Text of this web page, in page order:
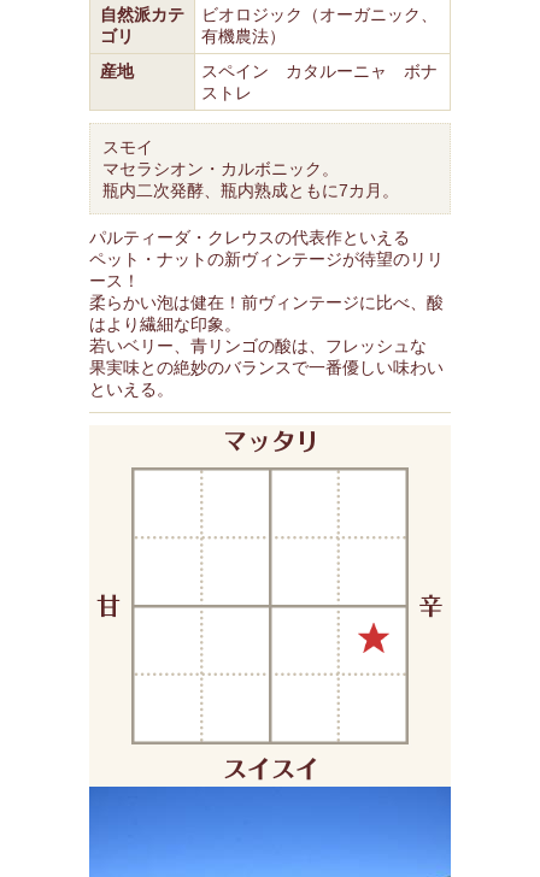
自然派カテ
ゴリ
ビオロジック（オーガニック、
有機農法）
産地
スペイン カタルーニャ ボナ
ストレ
スモイ
マセラシオン・カルボニック。
瓶内二次発酵、瓶内熟成ともに7カ月。
パルティーダ・クレウスの代表作といえる
ペット・ナットの新ヴィンテージが待望のリリ
ース！
柔らかい泡は健在！前ヴィンテージに比べ、酸
はより繊細な印象。
若いベリー、青リンゴの酸は、フレッシュな
果実味との絶妙のバランスで一番優しい味わい
といえる。